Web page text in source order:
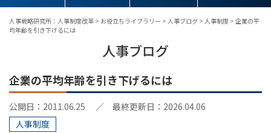
人事戦略研究所：人事制度改革 > お役立ちライブラリー > 人事ブログ > 人事制度 > 企業の平
均年齢を引き下げるには
人事ブログ
企業の平均年齢を引き下げるには
公開日：2011.06.25
／ 最終更新日：2026.04.06
人事制度